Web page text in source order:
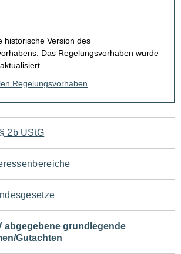
historische Version des
Das Regelungsvorhaben wurde
Regelungsvorhaben
2b UStG
abgegebene grundlegende
Gutachten